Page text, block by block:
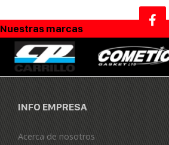
Nuestras marcas
INFO EMPRESA
Acerca de nosotros